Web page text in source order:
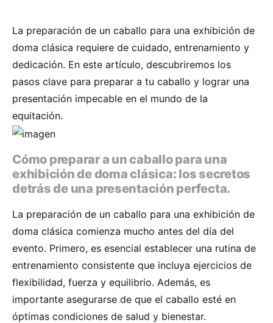
La preparación de un caballo para una exhibición de
doma clásica requiere de cuidado, entrenamiento y
dedicación. En este artículo, descubriremos los
pasos clave para preparar a tu caballo y lograr una
presentación impecable en el mundo de la
equitación.
Cómo preparar a un caballo para una
exhibición de doma clásica: los secretos
detrás de una presentación perfecta.
La preparación de un caballo para una exhibición de
doma clásica comienza mucho antes del día del
evento. Primero, es esencial establecer una rutina de
entrenamiento consistente que incluya ejercicios de
flexibilidad, fuerza y equilibrio. Además, es
importante asegurarse de que el caballo esté en
óptimas condiciones de salud y bienestar.